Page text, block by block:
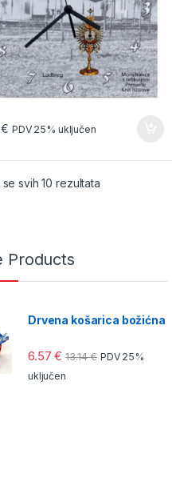
€ PDV 25% uključen
svih 10 rezultata
Products
Drvena košarica božićna
6.57€ 13.14€ PDV 25%
uključen